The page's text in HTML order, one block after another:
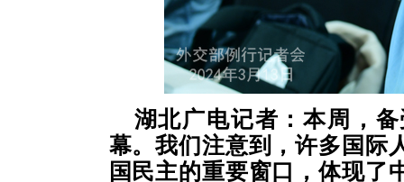
湖北广电记者：本周，
幕。我们注意到，许多国际
国民主的重要窗口，体现了